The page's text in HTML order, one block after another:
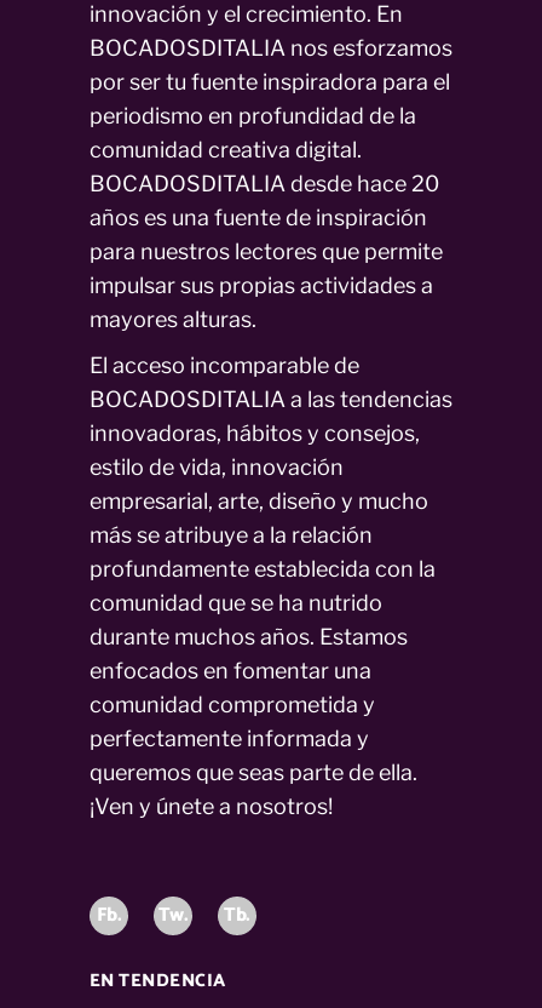
innovación y el crecimiento. En
BOCADOSDITALIA nos esforzamos
por ser tu fuente inspiradora para el
periodismo en profundidad de la
comunidad creativa digital.
BOCADOSDITALIA desde hace 20
años es una fuente de inspiración
para nuestros lectores que permite
impulsar sus propias actividades a
mayores alturas.
El acceso incomparable de
BOCADOSDITALIA a las tendencias
innovadoras, hábitos y consejos,
estilo de vida, innovación
empresarial, arte, diseño y mucho
más se atribuye a la relación
profundamente establecida con la
comunidad que se ha nutrido
durante muchos años. Estamos
enfocados en fomentar una
comunidad comprometida y
perfectamente informada y
queremos que seas parte de ella.
¡Ven y únete a nosotros!
Fb. Tw. Tb.
EN TENDENCIA